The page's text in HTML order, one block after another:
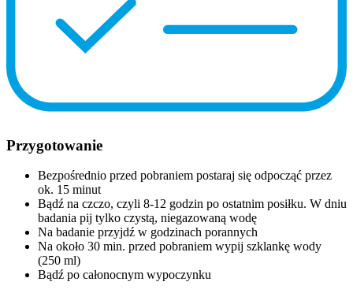
Przygotowanie
Bezpośrednio przed pobraniem postaraj się odpocząć przez
ok. 15 minut
Bądź na czczo, czyli 8-12 godzin po ostatnim posiłku. W dniu
badania pij tylko czystą, niegazowaną wodę
Na badanie przyjdź w godzinach porannych
Na około 30 min. przed pobraniem wypij szklankę wody
(250 ml)
Bądź po całonocnym wypoczynku